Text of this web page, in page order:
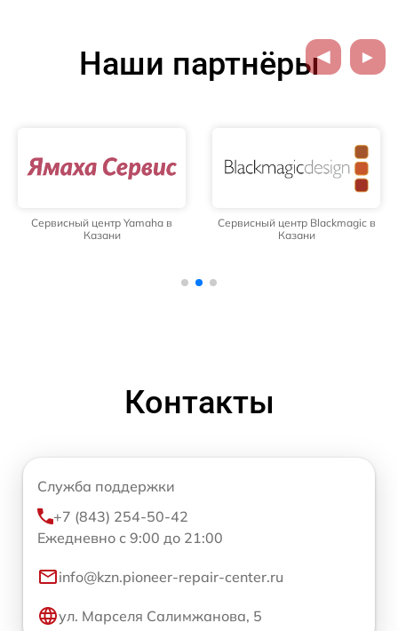
Наши партнёры
Сервисный центр Yamaha в
Казани
Сервисный центр Blackmagic в
Казани
Контакты
Служба поддержки
+7 (843) 254-50-42
Ежедневно с 9:00 до 21:00
info@kzn.pioneer-repair-center.ru
ул. Марселя Салимжанова, 5